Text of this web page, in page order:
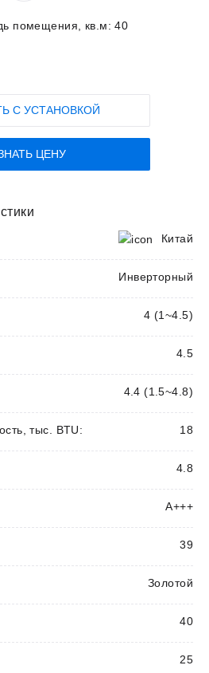
помещения, кв.м:40
С УСТАНОВКОЙ
ЦЕНУ
Китай
Инверторный
4 (1~4.5)
4.5
4.4 (1.5~4.8)
тыс. BTU: 18
4.8
А+++
39
Золотой
40
25